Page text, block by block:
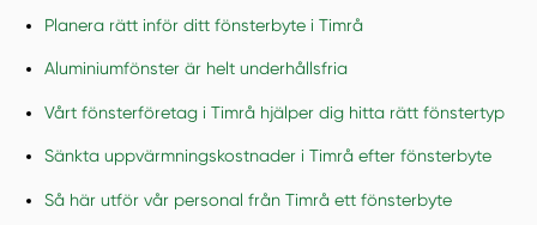
Planera rätt inför ditt fönsterbyte i Timrå
Aluminiumfönster är helt underhållsfria
Vårt fönsterföretag i Timrå hjälper dig hitta rätt fönstertyp
Sänkta uppvärmningskostnader i Timrå efter fönsterbyte
Så här utför vår personal från Timrå ett fönsterbyte